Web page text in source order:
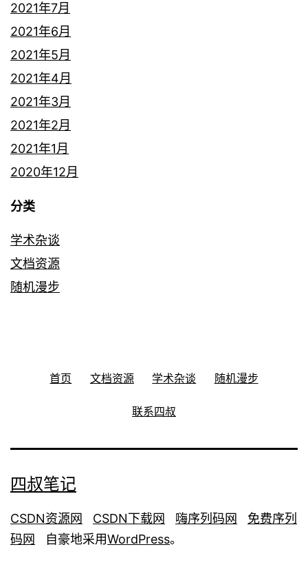
2021年7月
2021年6月
2021年5月
2021年4月
2021年3月
2021年2月
2021年1月
2020年12月
分类
学术杂谈
文档资源
随机漫步
首页 文档资源 学术杂谈 随机漫步
联系四叔
四叔笔记
CSDN资源网 CSDN下载网 嗨序列码网
免费序列
码网 自豪地采用WordPress。